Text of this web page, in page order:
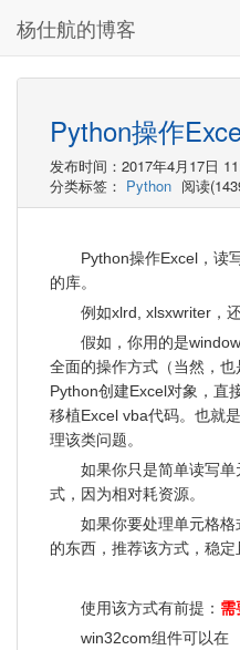
杨仕航的博客
Python操作
发布时间：2017年4月17日
分类标签： Python 阅读
Python操作Excel，读
的库。
例如xlrd, xlsxwriter，
假如，你用的是
全面的操作方式（当然，
Python创建Excel对象，直
移植Excel vba代码。也就
理该类问题。
如果你只是简单读写
式，因为相对耗资源。
如果你要处理单元格
的东西，推荐该方式，稳定
使用该方式有前提：
win32com组件可以在